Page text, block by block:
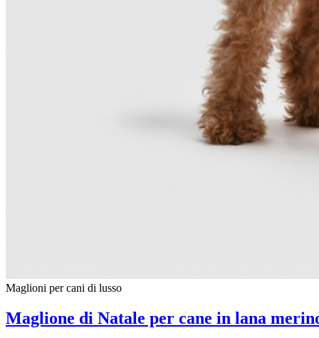
Maglioni per cani di lusso
Maglione di Natale per cane in lana